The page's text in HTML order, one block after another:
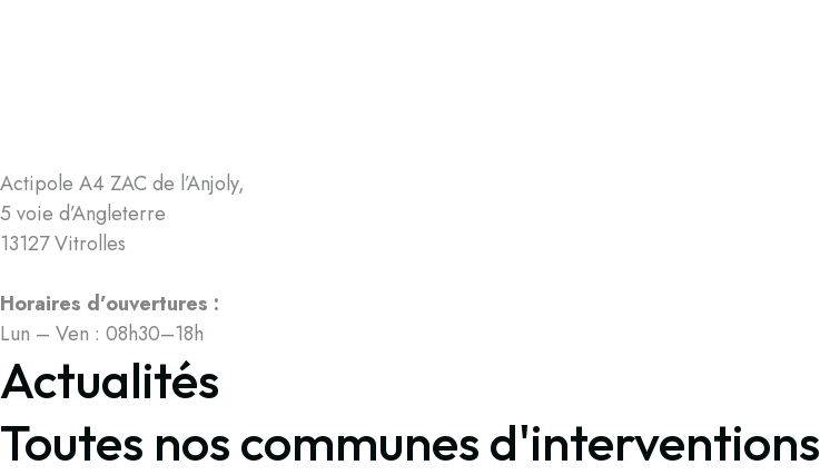
Actipole A4 ZAC de l’Anjoly,
5 voie d’Angleterre
13127 Vitrolles
Horaires d’ouvertures :
Lun – Ven : 08h30–18h
Actualités
Toutes nos communes d'interventions